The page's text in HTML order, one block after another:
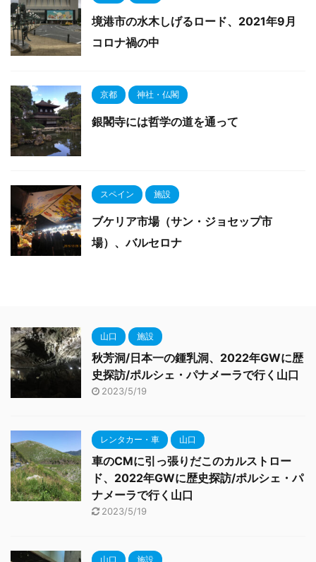
境港市の水木しげるロード、2021年9月
コロナ禍の中
京都 神社・仏閣
銀閣寺には哲学の道を通って
スペイン 施設
ブケリア市場（サン・ジョセップ市
場）、バルセロナ
山口 施設
秋芳洞/日本一の鍾乳洞、2022年GWに歴
史探訪/ポルシェ・パナメーラで行く山口
2023/5/19
レンタカー・車 山口
車のCMに引っ張りだこのカルストロー
ド、2022年GWに歴史探訪/ポルシェ・パ
ナメーラで行く山口
2023/5/19
山口 施設